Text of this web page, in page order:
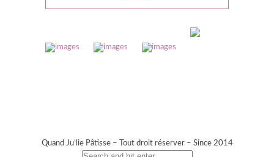
Quand Ju’lie Pâtisse – Tout droit réserver – Since 2014